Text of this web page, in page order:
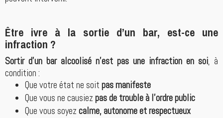
Être ivre à la sortie d’un bar, est-ce une
infraction ?
Sortir d’un bar alcoolisé n’est pas une infraction en soi, à
condition :
Que votre état ne soit pas manifeste
Que vous ne causiez pas de trouble à l’ordre public
Que vous soyez calme, autonome et respectueux